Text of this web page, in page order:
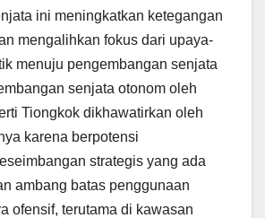
ini meningkatkan ketegangan
mengalihkan fokus dari upaya-
menuju pengembangan senjata
senjata otonom oleh
Tiongkok dikhawatirkan oleh
karena berpotensi
strategis yang ada
ambang batas penggunaan
ofensif, terutama di kawasan